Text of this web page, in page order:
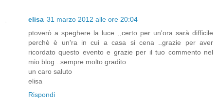
elisa 31 marzo 2012 alle ore 20:04
ptoverò a speghere la luce ,,certo per un'ora sarà difficile
perchè è un'ra in cui a casa si cena ..grazie per aver
ricordato questo evento e grazie per il tuo commento nel
mio blog ..sempre molto gradito
un caro saluto
elisa
Rispondi